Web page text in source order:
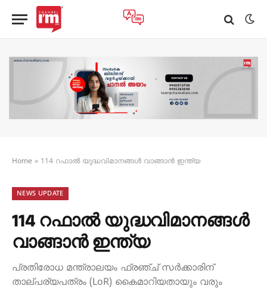
Home » 114 റഫാൽ യുദ്ധവിമാനങ്ങൾ വാങ്ങാൻ ഇന്ത്യ
NEWS UPDATE
114 റഫാൽ യുദ്ധവിമാനങ്ങൾ
വാങ്ങാൻ ഇന്ത്യ
പ്രതിരോധ മന്ത്രാലയം ഫ്രഞ്ച് സർക്കാരിന്
താല്പര്യപത്രം (LoR) കൈമാറിയതായും വരും